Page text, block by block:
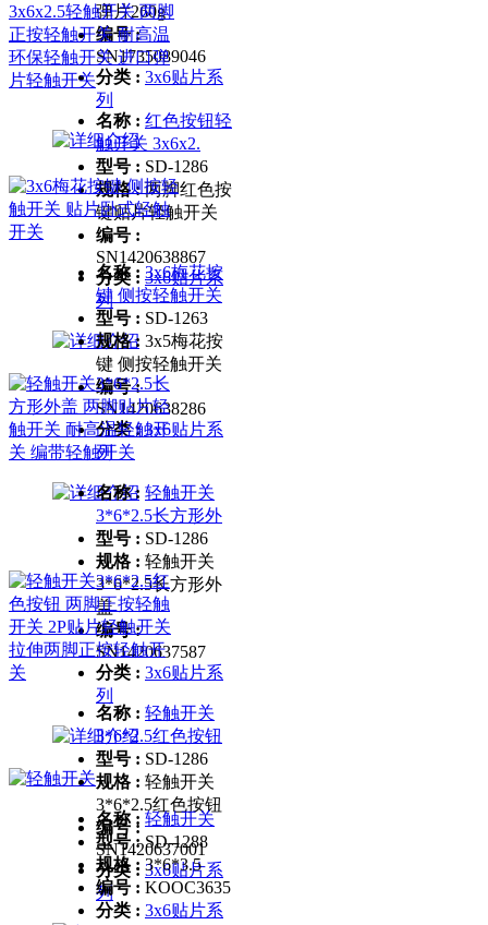
弹片260g
编号 :
SN1735089046
分类 : 3x6贴片系
列
名称 : 红色按钮轻
触开关 3x6x2.
型号 : SD-1286
规格 :两脚红色按
键贴片轻触开关
编号 :
SN1420638867
分类 : 3x6贴片系
列
名称 : 3x6梅花按
键 侧按轻触开关
型号 : SD-1263
规格 : 3x5梅花按
键 侧按轻触开关
编号 :
SN1420638286
分类 :3x6贴片系
列
名称 : 轻触开关
3*6*2.5长方形外
型号 : SD-1286
规格 : 轻触开关
3*6*2.5长方形外
盖
编号 :
SN1420637587
分类 : 3x6贴片系
列
名称 : 轻触开关
3*6*2.5红色按钮
型号 : SD-1286
规格 : 轻触开关
3*6*2.5红色按钮
编号 :
SN1420637001
分类 : 3x6贴片系
列
名称 : 轻触开关
型号 :SD-1288
规格 : 3*6*3.5
编号 : KOOC3635
分类 : 3x6贴片系